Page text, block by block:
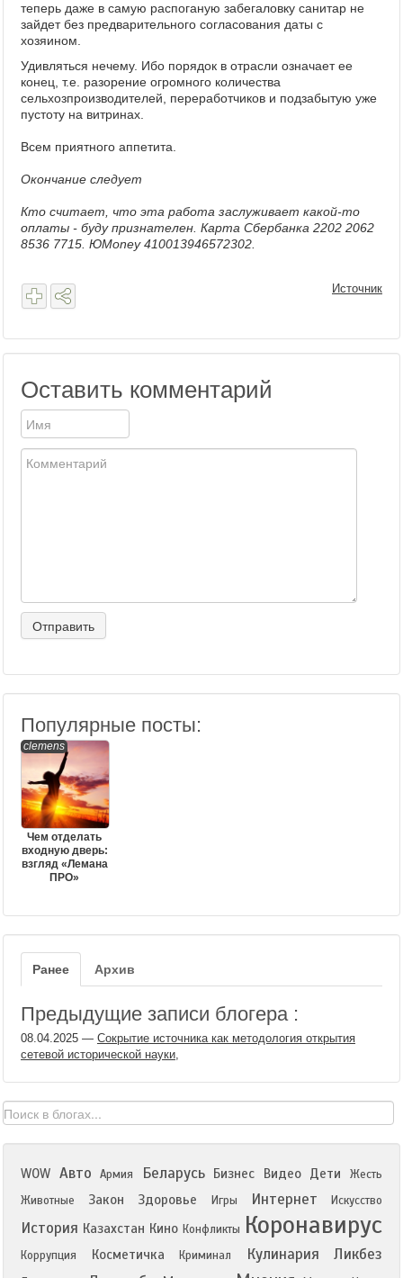
теперь даже в самую распоганую забегаловку санитар не
зайдет без предварительного согласования даты с
хозяином.
Удивляться нечему. Ибо порядок в отрасли означает ее
конец, т.е. разорение огромного количества
сельхозпроизводителей, переработчиков и подзабытую уже
пустоту на витринах.
Всем приятного аппетита.
Окончание следует
Кто считает, что эта работа заслуживает какой-то
оплаты - буду признателен. Карта Сбербанка 2202 2062
8536 7715. ЮMoney 410013946572302.
Источник
Оставить комментарий
Популярные посты:
clemens
Чем отделать
входную дверь:
взгляд «Лемана
ПРО»
Ранее Архив
Предыдущие записи блогера :
08.04.2025 — Сокрытие источника как методология открытия
сетевой исторической науки,
WOW Авто Армия Беларусь Бизнес Видео Дети
Жесть
Животные
Закон Здоровье Игры Интернет Искусство
История Казахстан Кино Конфликты Коронавирус
Коррупция Косметичка Криминал Кулинария Ликбез